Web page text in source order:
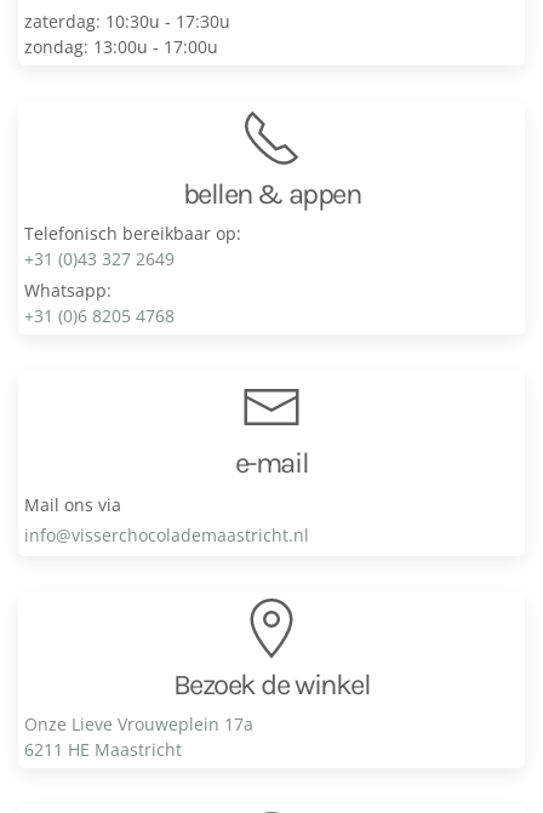
zaterdag: 10:30u - 17:30u
zondag: 13:00u - 17:00u
bellen & appen
Telefonisch bereikbaar op:
+31 (0)43 327 2649
Whatsapp:
+31 (0)6 8205 4768
e-mail
Mail ons via
info@visser­chocolade­maastricht.nl
Bezoek de winkel
Onze Lieve Vrouweplein 17a
6211 HE Maastricht